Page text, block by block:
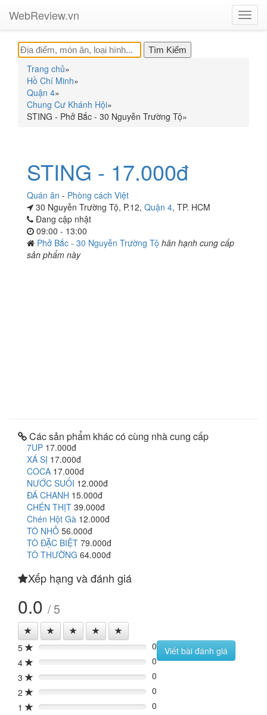
WebReview.vn
Trang chủ»
Hồ Chí Minh»
Quận 4»
Chung Cư Khánh Hội»
STING - Phở Bắc - 30 Nguyễn Trường Tộ»
STING - 17.000đ
Quán ăn - Phòng cách Việt
30 Nguyễn Trường Tộ, P.12, Quận 4, TP. HCM
Đang cập nhật
09:00 - 13:00
Phở Bắc - 30 Nguyễn Trường Tộ hân hạnh cung cấp
sản phẩm này
Các sản phẩm khác có cùng nhà cung cấp
7UP 17.000đ
XÁ SỊ 17.000đ
COCA 17.000đ
NƯỚC SUỐI 12.000đ
ĐÁ CHANH 15.000đ
CHÉN THỊT 39.000đ
Chén Hột Gà 12.000đ
TÔ NHỎ 56.000đ
TÔ ĐẶC BIỆT 79.000đ
TÔ THƯỜNG 64.000đ
Xếp hạng và đánh giá
0.0 / 5
5 0%
0
4
0%
0
3
0%
0
2
0%
0
1
0% 0
Viết bài đánh giá